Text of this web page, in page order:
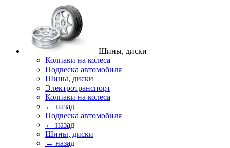
Шины, диски
Колпаки на колеса
Подвеска автомобиля
Шины, диски
Электротранспорт
Колпаки на колеса
← назад
Подвеска автомобиля
← назад
Шины, диски
← назад